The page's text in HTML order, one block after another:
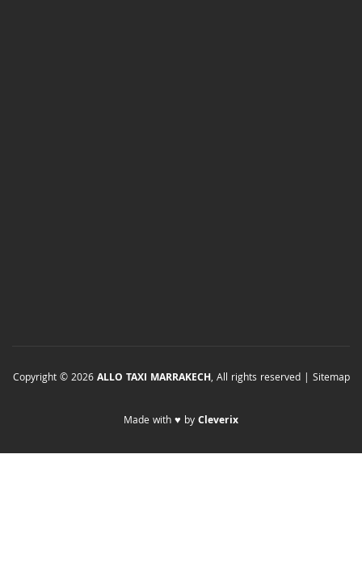
Copyright © 2026ALLO TAXI MARRAKECH, All rights reserved | Sitemap
Made with ♥ byCleverix